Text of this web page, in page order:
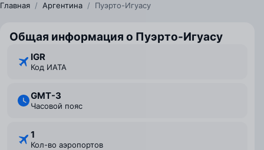
Главная / Аргентина / Пуэрто-Игуасу
Общая информация о Пуэрто-Игуасу
IGR
Код ИАТА
GMT-3
Часовой пояс
1
Кол-во аэропортов